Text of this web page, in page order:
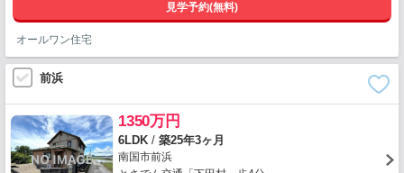
見学予約(無料)
オールワン住宅
前浜
1350万円
6LDK / 築25年3ヶ月
南国市前浜